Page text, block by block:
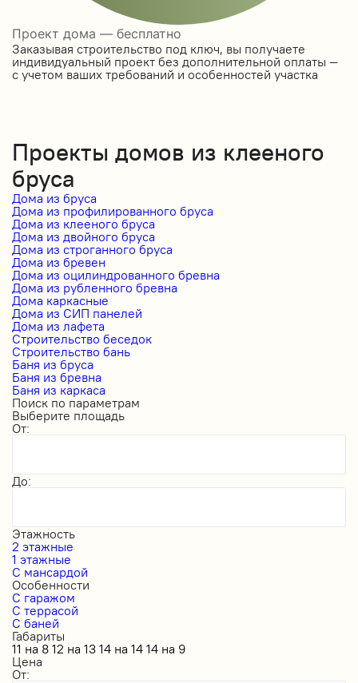
Проект дома — бесплатно
Заказывая строительство под ключ, вы получаете
индивидуальный проект без дополнительной оплаты —
с учетом ваших требований и особенностей участка
Проекты домов из клееного
бруса
Дома из бруса
Дома из профилированного бруса
Дома из клееного бруса
Дома из двойного бруса
Дома из строганного бруса
Дома из бревен
Дома из оцилиндрованного бревна
Дома из рубленного бревна
Дома каркасные
Дома из СИП панелей
Дома из лафета
Строительство беседок
Строительство бань
Баня из бруса
Баня из бревна
Баня из каркаса
Поиск по параметрам
Выберите площадь
От:
До:
Этажность
2 этажные
1 этажные
С мансардой
Особенности
С гаражом
С террасой
С баней
Габариты
11 на 8 12 на 13 14 на 14 14 на 9
Цена
От: